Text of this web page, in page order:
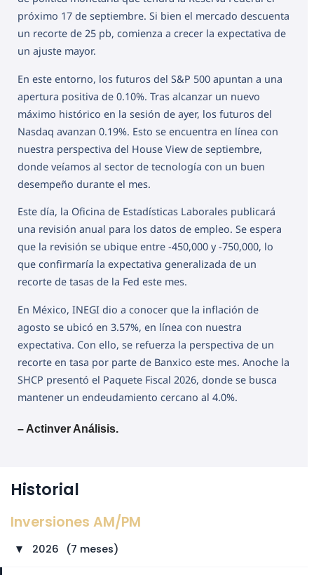
próximo 17 de septiembre. Si bien el mercado descuenta
un recorte de 25 pb, comienza a crecer la expectativa de
un ajuste mayor.
En este entorno, los futuros del S&P 500 apuntan a una
apertura positiva de 0.10%. Tras alcanzar un nuevo
máximo histórico en la sesión de ayer, los futuros del
Nasdaq avanzan 0.19%. Esto se encuentra en línea con
nuestra perspectiva del House View de septiembre,
donde veíamos al sector de tecnología con un buen
desempeño durante el mes.
Este día, la Oficina de Estadísticas Laborales publicará
una revisión anual para los datos de empleo. Se espera
que la revisión se ubique entre -450,000 y -750,000, lo
que confirmaría la expectativa generalizada de un
recorte de tasas de la Fed este mes.
En México, INEGI dio a conocer que la inflación de
agosto se ubicó en 3.57%, en línea con nuestra
expectativa. Con ello, se refuerza la perspectiva de un
recorte en tasa por parte de Banxico este mes. Anoche la
SHCP presentó el Paquete Fiscal 2026, donde se busca
mantener un endeudamiento cercano al 4.0%.
– Actinver Análisis.
Historial
Inversiones AM/PM
► 2026 (7 meses)